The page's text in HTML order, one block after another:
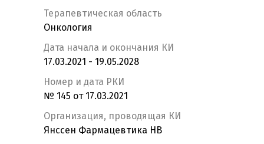
Терапевтическая область
Онкология
Дата начала и окончания КИ
17.03.2021 - 19.05.2028
Номер и дата РКИ
№ 145 от 17.03.2021
Организация, проводящая КИ
Янссен Фармацевтика НВ